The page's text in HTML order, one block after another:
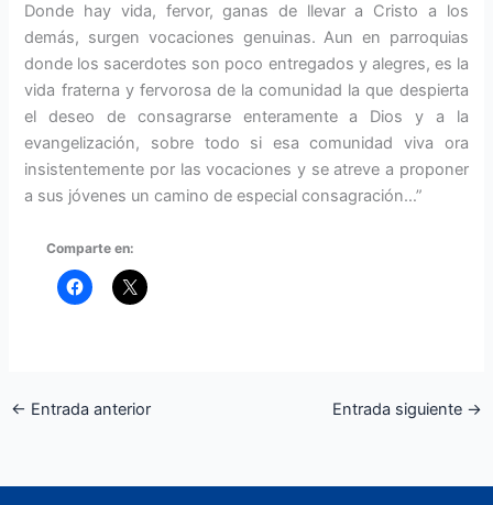
Donde hay vida, fervor, ganas de llevar a Cristo a los
demás, surgen vocaciones genuinas. Aun en parroquias
donde los sacerdotes son poco entregados y alegres, es la
vida fraterna y fervorosa de la comunidad la que despierta
el deseo de consagrarse enteramente a Dios y a la
evangelización, sobre todo si esa comunidad viva ora
insistentemente por las vocaciones y se atreve a proponer
a sus jóvenes un camino de especial consagración…”
Comparte en:
← Entrada anterior Entrada siguiente →